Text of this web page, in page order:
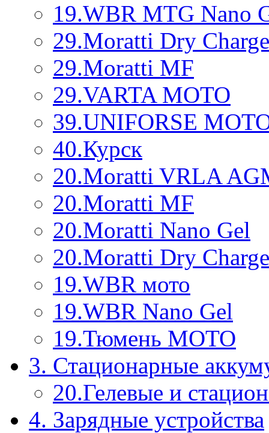
19.WBR MTG Nano
29.Moratti Dry Charge
29.Moratti MF
29.VARTA MOTO
39.UNIFORSE
40.Курск
20.Moratti VRLA
20.Moratti MF
20.Moratti Nano Gel
20.Moratti Dry Charge
19.WBR мото
19.WBR Nano Gel
19.Тюмень МОТО
3. Стационарные
20.Гелевые и
4. Зарядные устройства